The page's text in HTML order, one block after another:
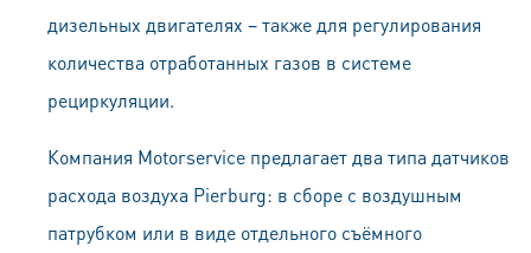
дизельных двигателях – также для регулирования
количества отработанных газов в системе
рециркуляции.
Компания Motorservice предлагает два типа датчиков
расхода воздуха Pierburg: в сборе с воздушным
патрубком или в виде отдельного съёмного